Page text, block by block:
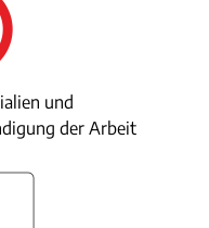
und
der Arbeit